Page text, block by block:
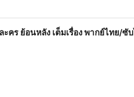
ร ย้อนหลัง เต็มเรื่อง พากย์ไทย/ซั